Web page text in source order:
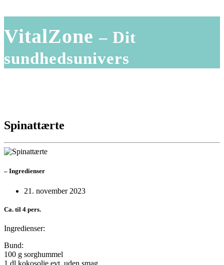
VitalZone– Dit
sundhedsunivers
Spinattærte
– Ingredienser
21. november 2023
Ca. til 4 pers.
Ingredienser:
Bund:
100 g sorghummel
1 dl kokosolie evt. uden smag